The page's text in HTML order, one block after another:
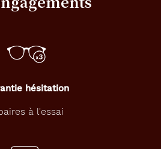
hésitation
à l'essai